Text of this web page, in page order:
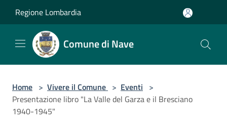
Regione Lombardia
Comune di Nave
Home > Vivere il Comune > Eventi >
Presentazione libro "La Valle del Garza e il Bresciano
1940-1945"